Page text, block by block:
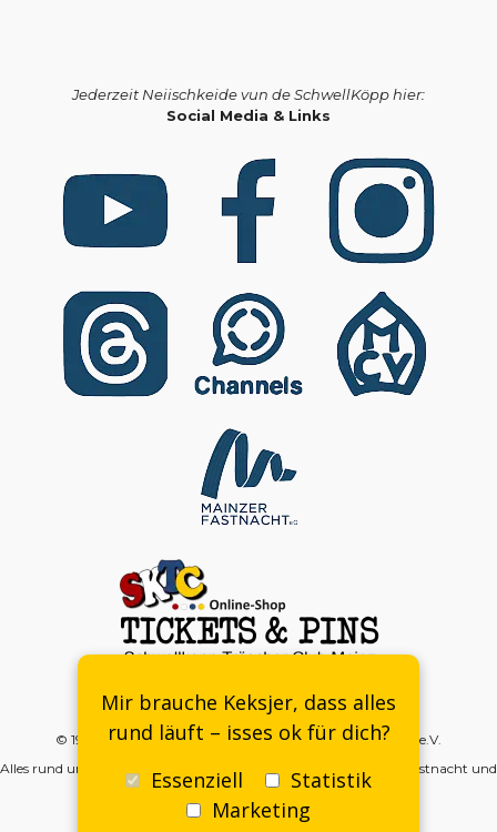
Jederzeit Neiischkeide vun de SchwellKöpp hier:
Social Media & Links
© 1998–2026 | SKTC – SchwellKopp Träscher Club Mainz e.V.
Alles rund um die Meenzer SchwellKöpp, SchwellKoppträscher, Fastnacht und
mehr…
Mir brauche Keksjer, dass alles
rund läuft – isses ok für dich?
Essenziell
Statistik
Marketing